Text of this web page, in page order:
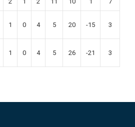
1 0 4 5 20 -15 3
1 0 4 5 26 -21 3